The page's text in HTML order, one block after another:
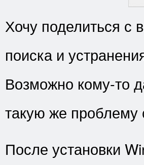
Хочу поделиться
поиска и
Возможно кому-то
такую же проблему
После установки